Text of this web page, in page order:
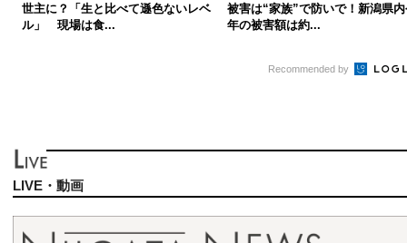
世主に？「生と比べて遜色ないレベ
ル」 現場は食...
被害は“家族”で防いで！新潟県
年の被害額は約...
Recommended by
LIVE・動画